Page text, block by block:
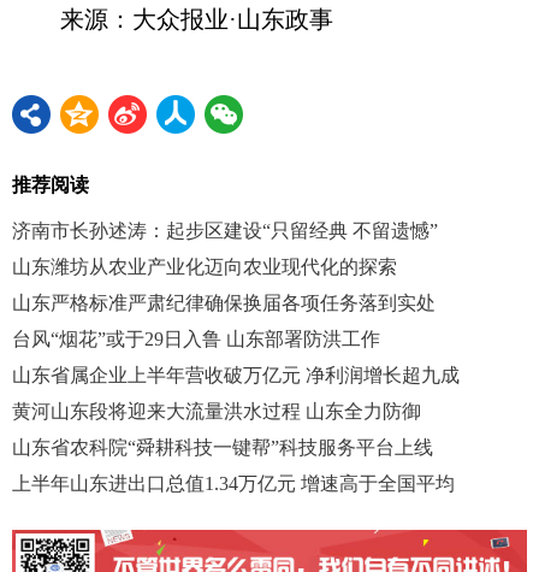
来源：大众报业·山东政事
推荐阅读
济南市长孙述涛：起步区建设“只留经典 不留遗憾”
山东潍坊从农业产业化迈向农业现代化的探索
山东严格标准严肃纪律确保换届各项任务落到实处
台风“烟花”或于29日入鲁 山东部署防洪工作
山东省属企业上半年营收破万亿元 净利润增长超九成
黄河山东段将迎来大流量洪水过程 山东全力防御
山东省农科院“舜耕科技一键帮”科技服务平台上线
上半年山东进出口总值1.34万亿元 增速高于全国平均